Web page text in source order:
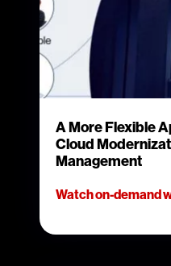
A More Flexible
Cloud
Management
Watch on-demand